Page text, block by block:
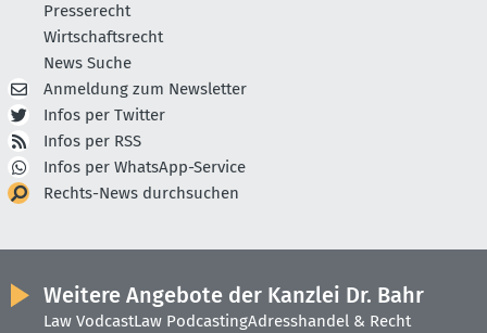
Presserecht
Wirtschaftsrecht
News Suche
Anmeldung zum Newsletter
Infos per Twitter
Infos per RSS
Infos per WhatsApp-Service
Rechts-News durchsuchen
Weitere Angebote der Kanzlei Dr. Bahr
Law VodcastLaw PodcastingAdresshandel & Recht